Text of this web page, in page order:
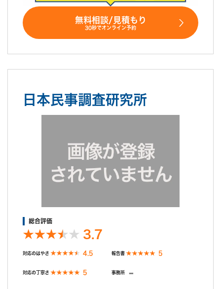
無料相談/見積もり
30秒でオンライン予約
日本民事調査研究所
総合評価
3.7
対応のはやさ 4.5 報告書 5
対応の丁寧さ 5 事務所 -